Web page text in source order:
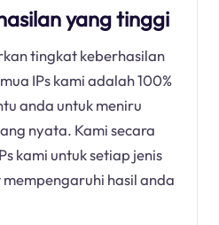
yang tinggi
tingkat keberhasilan
IPs kami adalah 100%
anda untuk meniru
nyata. Kami secara
kami untuk setiap jenis
hasil anda